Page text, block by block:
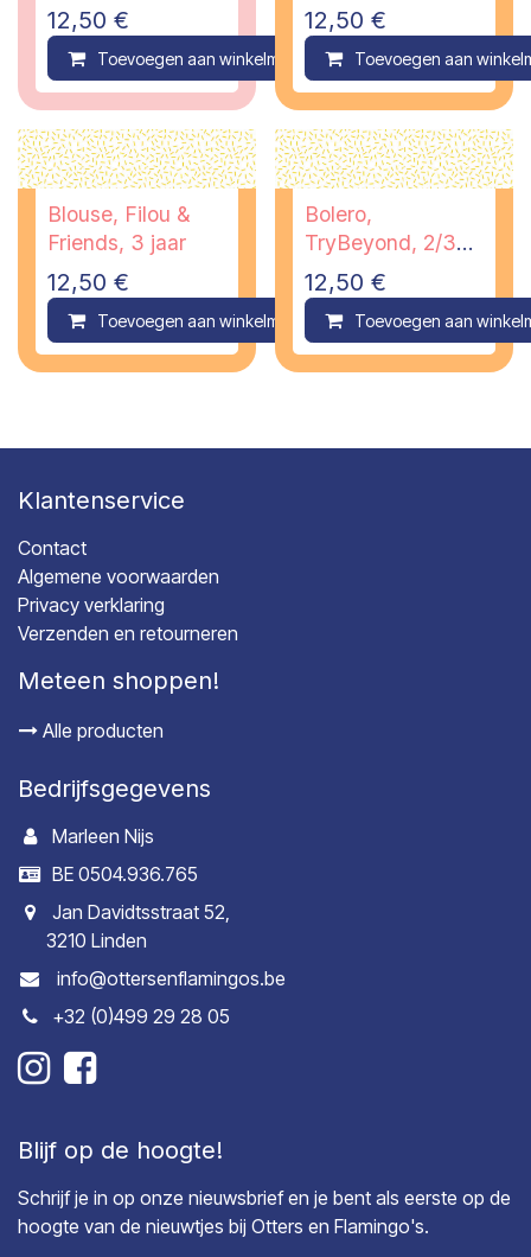
12,50 €
Toevoegen aan winkelmandje Compare
12,50 €
Toevoegen aan
Blouse, Filou &
Friends, 3 jaar
12,50 €
Toevoegen aan winkelmandje Compare
Bolero,
TryBeyond, 2/3
jaar
12,50 €
Toevoegen aan
Klantenservice
Contact
Algemene voorwaarden
Privacy verklaring
Verzenden en retourneren
Meteen shoppen!
Alle producten
Bedrijfsgegevens
Marleen Nijs
BE 0504.936.765
Jan Davidtsstraat 52,
3210 Linden
info@ottersenflamingos.be
+32 (0)499 29 28 05
Blijf op de hoogte!
Schrijf je in op onze nieuwsbrief en je bent als eerste op de
hoogte van de nieuwtjes bij Otters en Flamingo's.